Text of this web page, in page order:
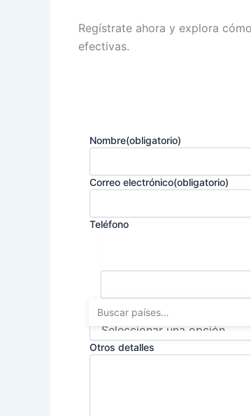
Regístrate ahora y explora
efectivas.
Nombre(obligatorio)
Correo electrónico(obligatorio)
Teléfono
Otros detalles